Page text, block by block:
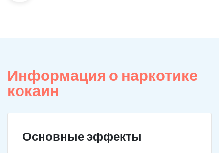
Информация о наркотике
кокаин
Основные эффекты